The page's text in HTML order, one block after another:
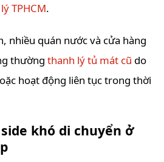
TPHCM.
nhiều quán nước và cửa hàng
thường thanh lý tủ mát cũ do
hoạt động liên tục trong thời
khó di chuyển ở